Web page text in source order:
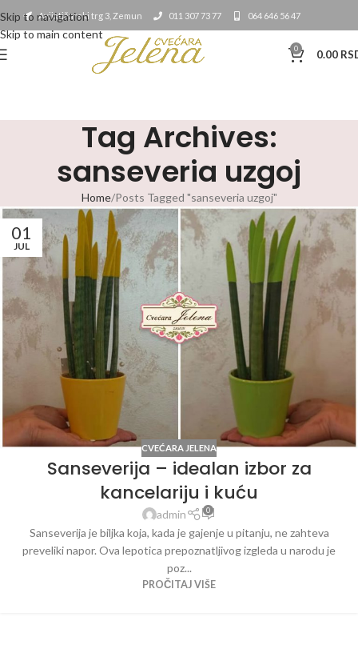
Skip to navigation
Skip to main content
Avijatičarski trg 3, Zemun 011 307 73 77 064 646 56 47
0 0.00
Tag Archives:
sanseveria uzgoj
Home Posts Tagged "sanseveria uzgoj"
01
JUL
CVEĆARA JELENA
Sanseverija – idealan izbor za
kancelariju i kuću
admin 0
Sanseverija je biljka koja, kada je gajenje u pitanju, ne zahteva
preveliki napor. Ova lepotica prepoznatljivog izgleda u narodu je
poz...
PROČITAJ VIŠE